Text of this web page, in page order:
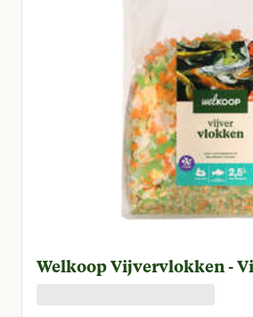
Welkoop Vijvervlokken -